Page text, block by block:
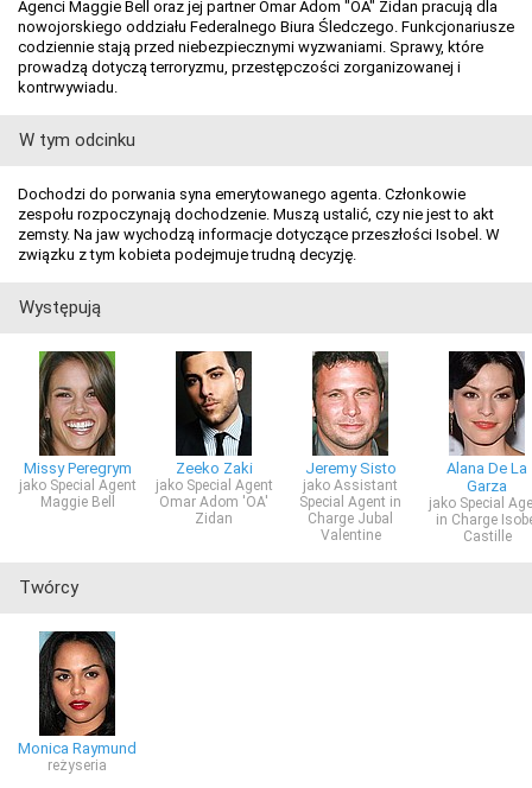
Agenci Maggie Bell oraz jej partner Omar Adom "OA" Zidan pracują dla
nowojorskiego oddziału Federalnego Biura Śledczego. Funkcjonariusze
codziennie stają przed niebezpiecznymi wyzwaniami. Sprawy, które
prowadzą dotyczą terroryzmu, przestępczości zorganizowanej i
kontrwywiadu.
W tym odcinku
Dochodzi do porwania syna emerytowanego agenta. Członkowie
zespołu rozpoczynają dochodzenie. Muszą ustalić, czy nie jest to akt
zemsty. Na jaw wychodzą informacje dotyczące przeszłości Isobel. W
związku z tym kobieta podejmuje trudną decyzję.
Występują
Missy Peregrym
jako Special Agent
Maggie Bell
Zeeko Zaki
jako Special Agent
Omar Adom 'OA'
Zidan
Jeremy Sisto
jako Assistant
Special Agent in
Charge Jubal
Valentine
Alana De La
Garza
jako Special
in Charge
Castille
Twórcy
Monica Raymund
reżyseria